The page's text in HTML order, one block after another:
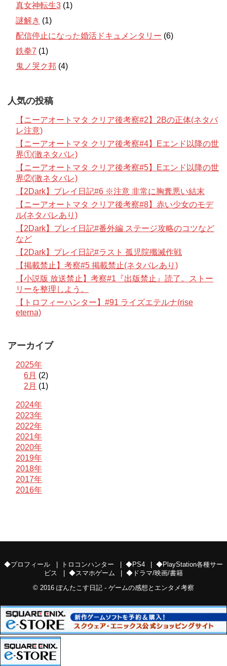
真女神転生3 (1)
謎解き (1)
配信停止になった婚活ドキュメンタリー (6)
鉄拳7 (1)
鬼ノ哭ク邦 (4)
人気の投稿
【ニーアオートマタ クリア後考察#2】2Bの正体(ネタバ
レ注意)
【ニーアオートマタ クリア後考察#4】Eエンド以降の世
界①(激ネタバレ)
【ニーアオートマタ クリア後考察#5】Eエンド以降の世
界②(激ネタバレ)
【2Dark】プレイ日記#6 ※注意 非常に胸糞悪い結末
【ニーアオートマタ クリア後考察#8】赤い少女のモデ
ル(ネタバレあり)
【2Dark】プレイ日記#番外編 ステージ攻略のコツなど
など
【2Dark】プレイ日記#ラスト 孤児院殲滅作戦
【掲載禁止】考察#5 掲載禁止(ネタバレあり)
【小説版 放送禁止】考察#1『出版禁止』読了。ストー
リーを整理しよう。
【トロフィーハンター】#91 ライズエテルナ(rise
eterna)
アーカイブ
2025年
6月 (2)
2月 (1)
2024年
2023年
2022年
2021年
2020年
2019年
2018年
2017年
2016年
◆プロフィール トロコンハンター ◆PS4
◆PlayStation各種サー
ビス
◆スマホゲーム
◆ドラマ/映画/書籍
© 2016 ぽんたこす日記 - ゲームの感想とエンタメ考察